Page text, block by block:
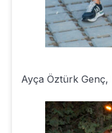
Ayça Öztürk Genç,